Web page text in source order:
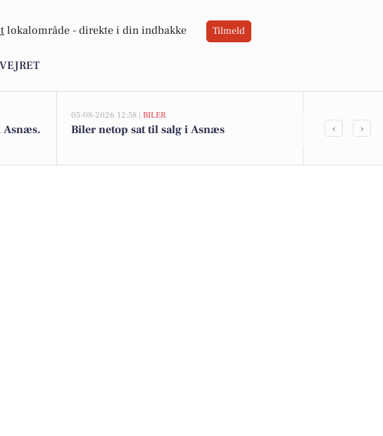
lokalområde - direkte i din indbakke Tilmeld
VEJRET
Asnæs.
05-08-2026 12:58 | BILER
Biler netop sat til salg i Asnæs
Fristende
‹ ›
flere topadresser!